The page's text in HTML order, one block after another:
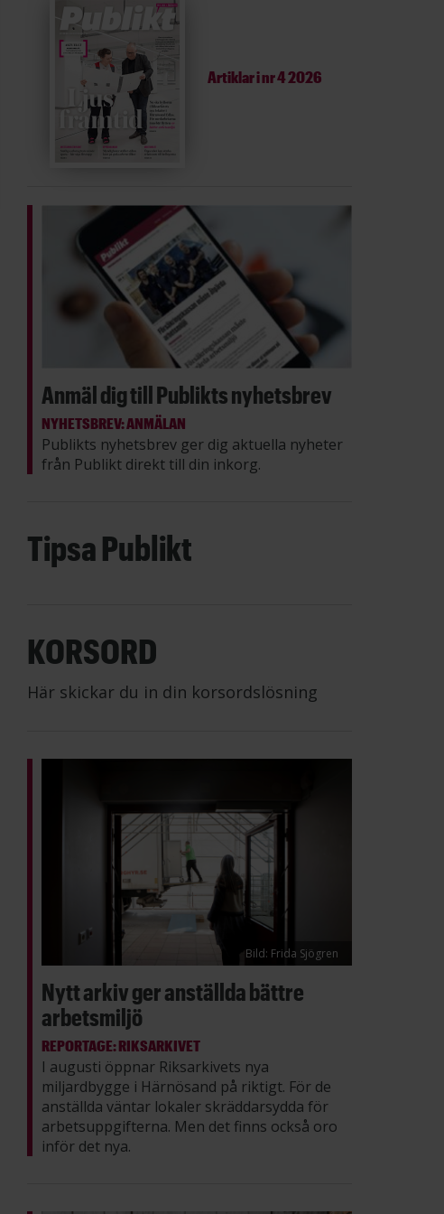
Artiklar inr 4 2026
Anmäl dig till Publikts nyhetsbrev
NYHETSBREV: ANMÄLAN
Publikts nyhetsbrev ger dig aktuella nyheter
från Publikt direkt till din inkorg.
Tipsa Publikt
KORSORD
Här skickar du in din korsordslösning
Bild: Frida Sjögren
Nytt arkiv ger anställda bättre
arbetsmiljö
REPORTAGE: RIKSARKIVET
I augusti öppnar Riksarkivets nya
miljardbygge i Härnösand på riktigt. För de
anställda väntar lokaler skräddarsydda för
arbetsuppgifterna. Men det finns också oro
inför det nya.